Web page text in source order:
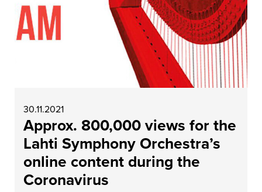
30.11.2021
Approx. 800,000 views for the
Lahti Symphony Orchestra’s
online content during the
Coronavirus